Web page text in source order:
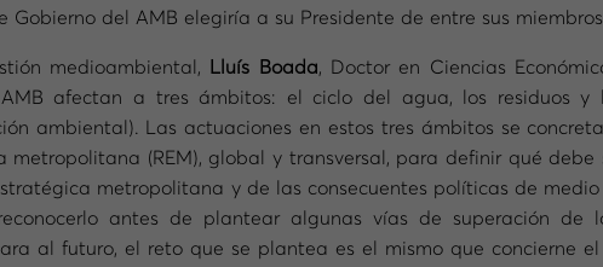
Gobierno del AMB elegiría a su Presidente de entre sus
medioambiental, Lluís Boada, Doctor en Ciencias
afectan a tres ámbitos: el ciclo del agua, los residuos y
ambiental). Las actuaciones en estos tres ámbitos se
metropolitana (REM), global y transversal, para definir qué
metropolitana y de las consecuentes políticas de
antes de plantear algunas vías de superación de
al futuro, el reto que se plantea es el mismo que concierne